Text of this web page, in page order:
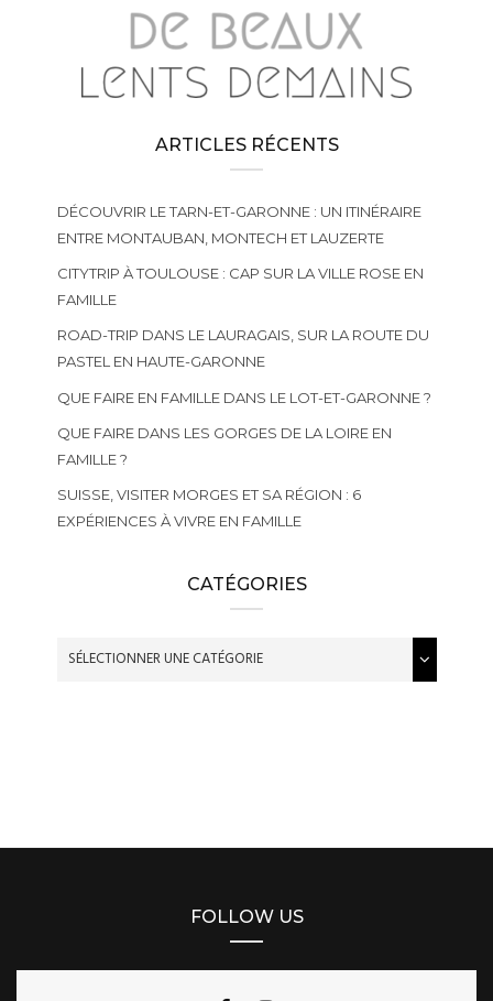
ARTICLES RÉCENTS
DÉCOUVRIR LE TARN-ET-GARONNE : UN ITINÉRAIRE
ENTRE MONTAUBAN, MONTECH ET LAUZERTE
CITYTRIP À TOULOUSE : CAP SUR LA VILLE ROSE EN
FAMILLE
ROAD-TRIP DANS LE LAURAGAIS, SUR LA ROUTE DU
PASTEL EN HAUTE-GARONNE
QUE FAIRE EN FAMILLE DANS LE LOT-ET-GARONNE ?
QUE FAIRE DANS LES GORGES DE LA LOIRE EN
FAMILLE ?
SUISSE, VISITER MORGES ET SA RÉGION : 6
EXPÉRIENCES À VIVRE EN FAMILLE
CATÉGORIES
FOLLOW US